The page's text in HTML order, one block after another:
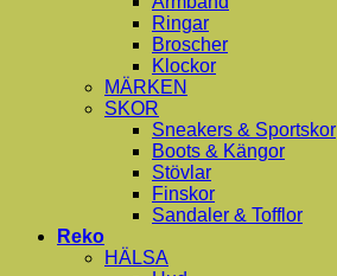
Ringar
Broscher
Klockor
MÄRKEN
SKOR
Sneakers & Sportskor
Boots & Kängor
Stövlar
Finskor
Sandaler & Tofflor
Reko
HÄLSA